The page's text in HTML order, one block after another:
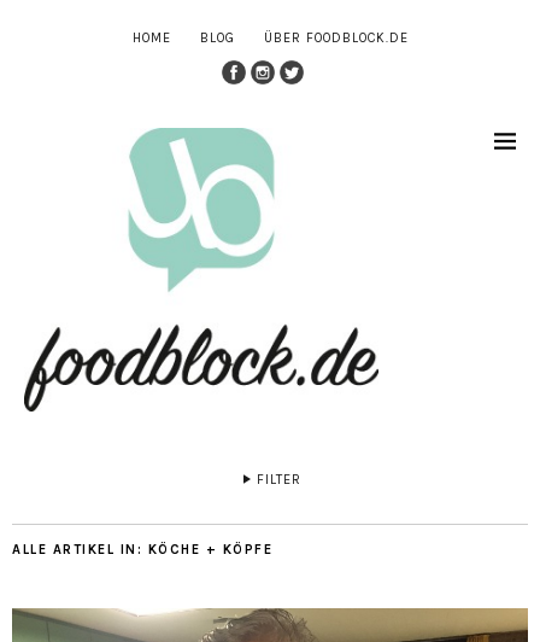
HOME BLOG ÜBER FOODBLOCK.DE
FILTER
ALLE ARTIKEL IN: KÖCHE + KÖPFE